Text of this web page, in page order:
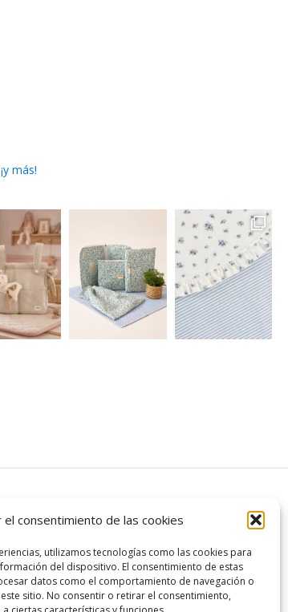
el consentimiento de las cookies
utilizamos tecnologías como las cookies para
del dispositivo. El consentimiento de estas
datos como el comportamiento de navegación o
sitio. No consentir o retirar el consentimiento,
más!
Aviso Legal
Política de cookies